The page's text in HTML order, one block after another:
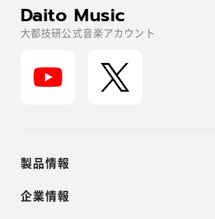
Daito Music
大都技研公式音楽アカウント
製品情報
企業情報